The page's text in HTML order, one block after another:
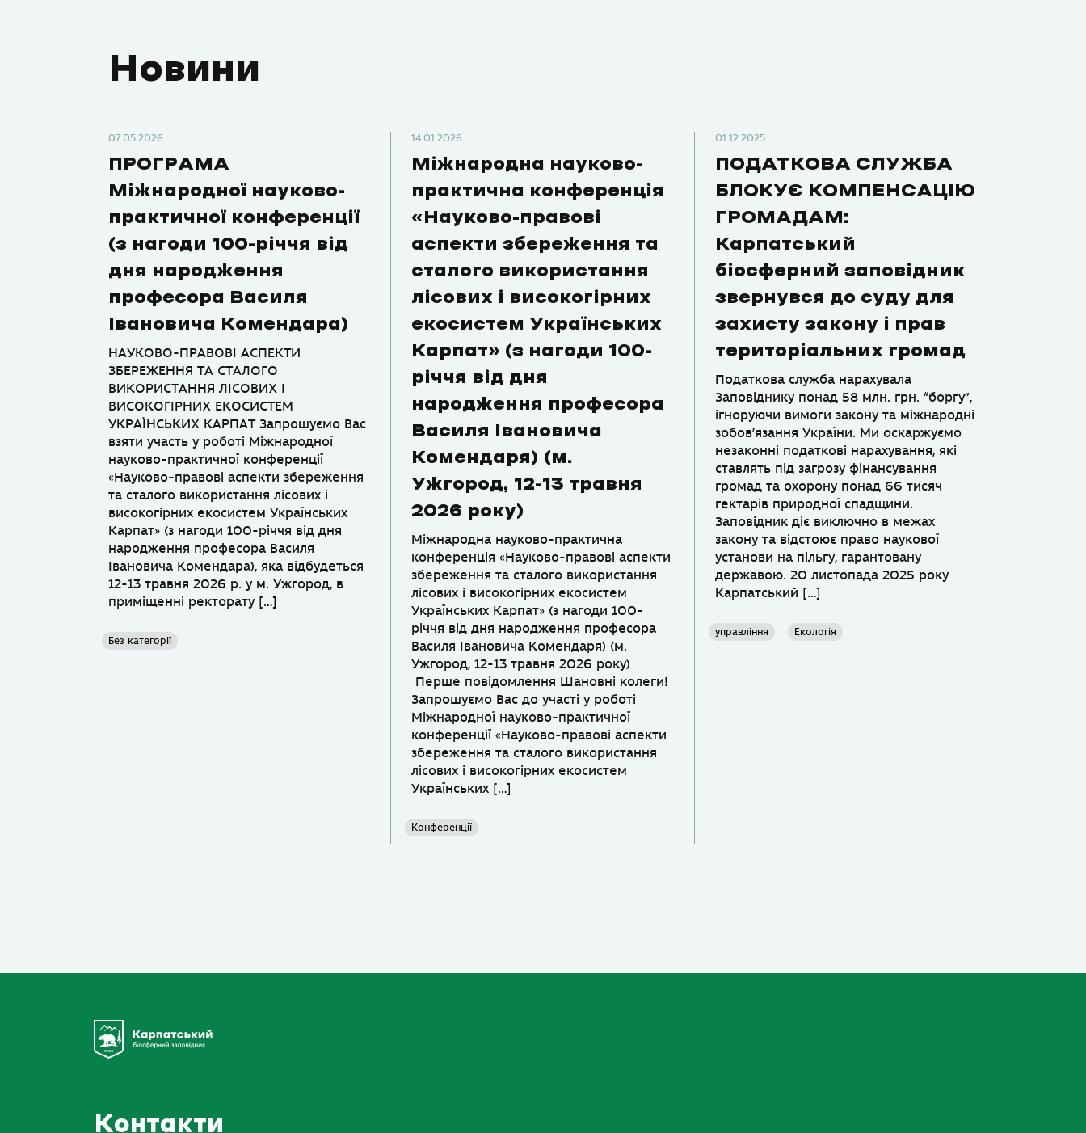
Новини
07.05.2026
ПРОГРАМА
Міжнародної науково-
практичної конференції
(з нагоди 100-річчя від
дня народження
професора Василя
Івановича Комендара)
НАУКОВО-ПРАВОВІ АСПЕКТИ
ЗБЕРЕЖЕННЯ ТА СТАЛОГО
ВИКОРИСТАННЯ ЛІСОВИХ І
ВИСОКОГІРНИХ ЕКОСИСТЕМ
УКРАЇНСЬКИХ КАРПАТ Запрошуємо Вас
взяти участь у роботі Міжнародної
науково-практичної конференції
«Науково-правові аспекти збереження
та сталого використання лісових і
високогірних екосистем Українських
Карпат» (з нагоди 100-річчя від дня
народження професора Василя
Івановича Комендара), яка відбудеться
12-13 травня 2026 р. у м. Ужгород, в
приміщенні ректорату […]
Без категорії
14.01.2026
Міжнародна науково-
практична конференція
«Науково-правові
аспекти збереження та
сталого використання
лісових і високогірних
екосистем Українських
Карпат» (з нагоди 100-
річчя від дня
народження професора
Василя Івановича
Комендаря) (м.
Ужгород, 12-13 травня
2026 року)
Міжнародна науково-практична
конференція «Науково-правові аспекти
збереження та сталого використання
лісових і високогірних екосистем
Українських Карпат» (з нагоди 100-
річчя від дня народження професора
Василя Івановича Комендаря) (м.
Ужгород, 12-13 травня 2026 року)
Перше повідомлення Шановні колеги!
Запрошуємо Вас до участі у роботі
Міжнародної науково-практичної
конференції «Науково-правові аспекти
збереження та сталого використання
лісових і високогірних екосистем
Українських […]
Конференції
01.12.2025
ПОДАТКОВА СЛУЖБА
БЛОКУЄ КОМПЕНСАЦІЮ
ГРОМАДАМ:
Карпатський
біосферний заповідник
звернувся до суду для
захисту закону і прав
територіальних громад
Податкова служба нарахувала
Заповіднику понад 58 млн. грн. “боргу”,
ігноруючи вимоги закону та міжнародні
зобов’язання України. Ми оскаржуємо
незаконні податкові нарахування, які
ставлять під загрозу фінансування
громад та охорону понад 66 тисяч
гектарів природної спадщини.
Заповідник діє виключно в межах
закону та відстоює право наукової
установи на пільгу, гарантовану
державою. 20 листопада 2025 року
Карпатський […]
управління Екологія
Контакти